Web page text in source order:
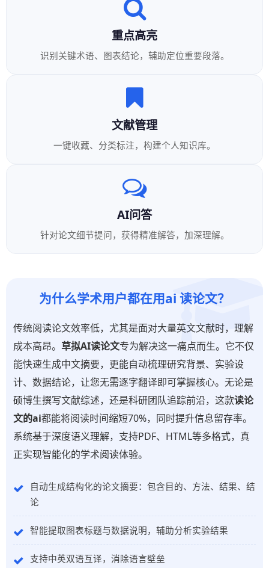
重点高亮
识别关键术语、图表结论，辅助定位重要段落。
文献管理
一键收藏、分类标注，构建个人知识库。
AI问答
针对论文细节提问，获得精准解答，加深理解。
为什么学术用户都在用ai 读论文？
传统阅读论文效率低，尤其是面对大量英文文献时，理解
成本高昂。 草拟AI读论文专为解决这一痛点而生。它不仅
能快速生成中文摘要，更能自动梳理研究背景、实验设
计、数据结论，让您无需逐字翻译即可掌握核心。无论是
硕博生撰写文献综述，还是科研团队追踪前沿，这款读论
文的ai都能将阅读时间缩短70%，同时提升信息留存率。
系统基于深度语义理解，支持PDF、HTML等多格式，真
正实现智能化的学术阅读体验。
自动生成结构化的论文摘要：包含目的、方法、结果、结
论
智能提取图表标题与数据说明，辅助分析实验结果
支持中英双语互译，消除语言壁垒